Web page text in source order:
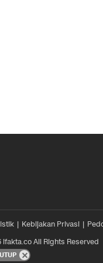
Kebijakan Privasi
All Rights Reserved